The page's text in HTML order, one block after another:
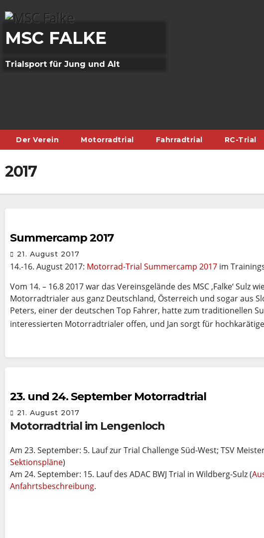
to
content
MSC FALKE
Trialsport für Jung und Alt
Der Verein Motorradtrial Fahrradtrial RC-Trial
2017
Summercamp 2017
21. August 2017
14.-16. August 2017: Motorrad-Trial Summercamp 2017 im
Vom 14. – 16.8 2017 war das Vereinsgelände des MSC ‚Falke‘ Sulz
Motorradtrialer aus ganz Deutschland, Österreich und sogar aus
Peters, einer der deutschen Top Fahrer, hatte zum traditionellen
interessierten Motorradtrialer offen, und Jan sorgt für
23. und 24. September Motorradtrial
21. August 2017
Motorradtrial im Lengenloch
Am 23. September: 5. Lauf zur Trial Challenge Süd-West; TSV
Sektionspläne)
Am 24. September: 15. Lauf des ADAC BWJ Trial in Wildberg-Sulz (
Anfahrtsbeschreibung.